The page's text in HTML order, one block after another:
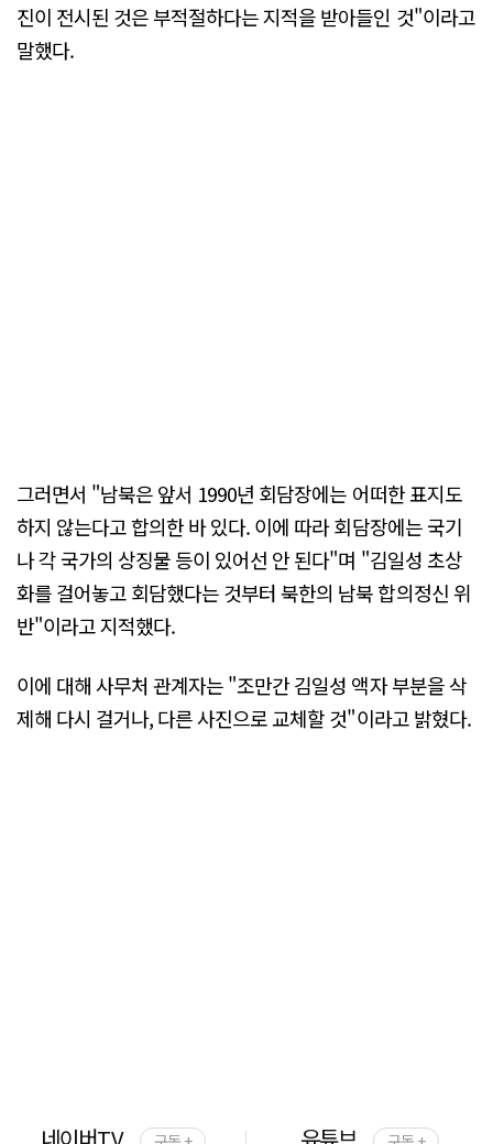
진이 전시된 것은 부적절하다는 지적을 받아들인 것"이라고
말했다.
그러면서 "남북은 앞서 1990년 회담장에는 어떠한 표지도
하지 않는다고 합의한 바 있다. 이에 따라 회담장에는 국기
나 각 국가의 상징물 등이 있어선 안 된다"며 "김일성 초상
화를 걸어놓고 회담했다는 것부터 북한의 남북 합의정신 위
반"이라고 지적했다.
이에 대해 사무처 관계자는 "조만간 김일성 액자 부분을 삭
제해 다시 걸거나, 다른 사진으로 교체할 것"이라고 밝혔다.